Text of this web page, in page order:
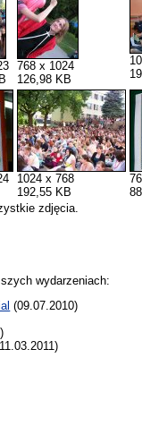
768 x 1024
126,98 KB
1024 x 768
192,55 KB
zdjęcia.
wydarzeniach:
(09.07.2010)